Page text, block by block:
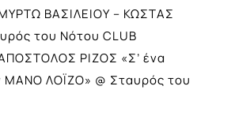
ΒΑΣΙΛΕΙΟΥ – ΚΩΣΤΑΣ
του Νότου CLUB
ΡΙΖΟΣ «Σ’ ένα
ΜΑΝΟ ΛΟΪΖΟ» @ Σταυρός του